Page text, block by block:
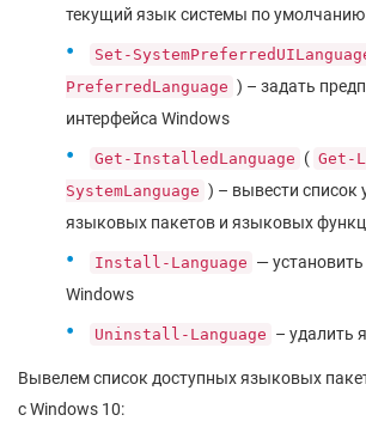
текущий язык системы по умолчанию
Set-
PreferredLanguage ) – задать
интерфейса Windows
Get-InstalledLanguage ( Get-
SystemLanguage ) – вывести список
языковых пакетов и языковых
Install-Language —
Windows
Uninstall-Language – удалить
Вывелем список доступных языковых
с Windows 10: